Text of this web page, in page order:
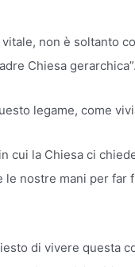
non è soltanto
Chiesa gerarchica”.
legame, come
cui la Chiesa ci
nostre mani per far
di vivere questa